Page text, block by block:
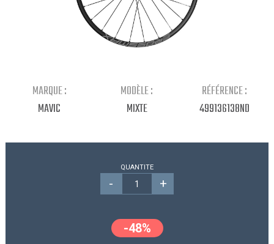
MARQUE :
MAVIC
MODÈLE :
MIXTE
RÉFÉRENCE :
499136138ND
QUANTITE
- +
-48%